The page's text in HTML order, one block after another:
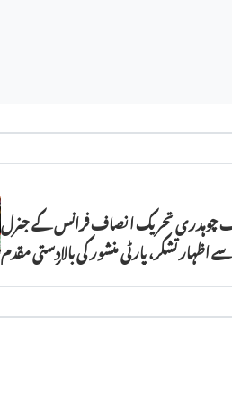
چوہدری تحریک انصاف فرانس کے جنرل
اظہار تشکر، پارٹی منشور کی بالادستی مقدم
رکھنے کا عزم